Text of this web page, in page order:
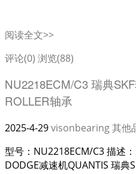
阅读全文>>
评论(0) 浏览(88)
NU2218ECM/C3 瑞典
ROLLER轴承
2025-4-29visonbearing其他
型号：NU2218ECM/C3 描述
DODGE减速机QUANTIS 瑞典